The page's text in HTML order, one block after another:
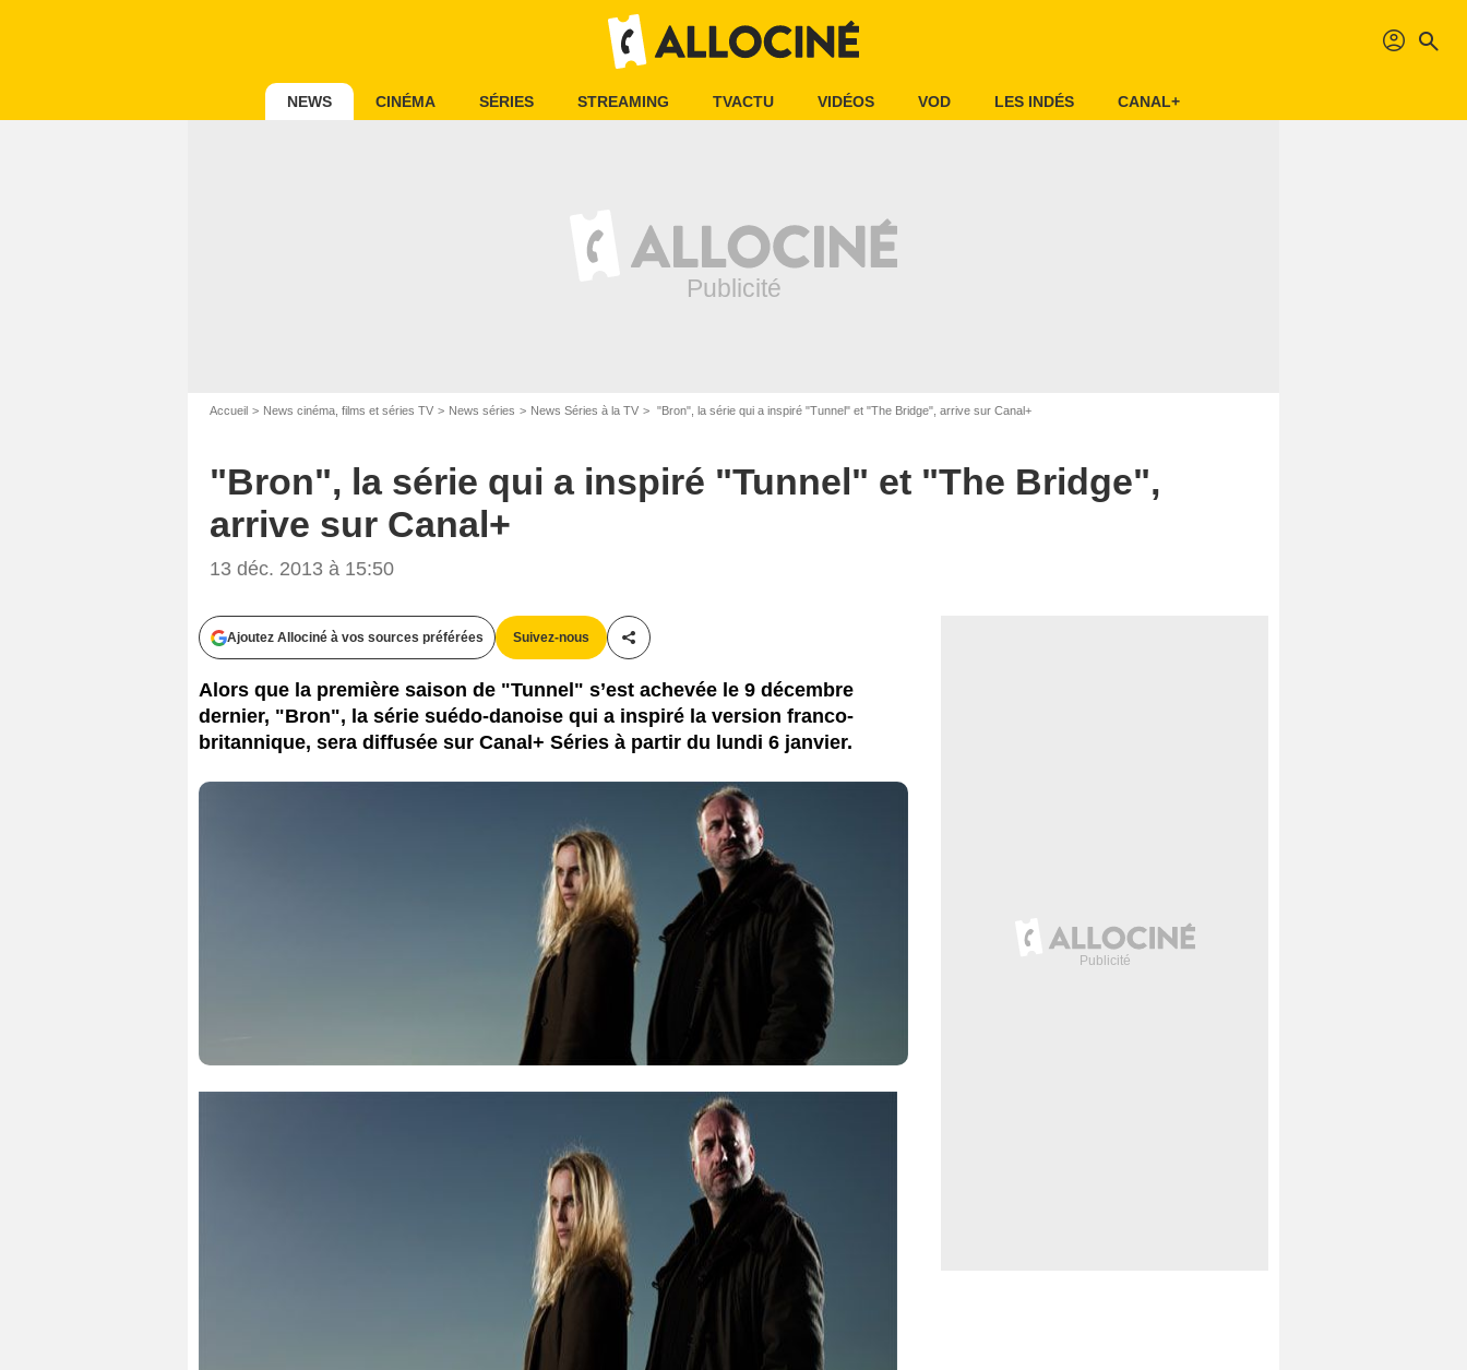
profil search
NEWS CINÉMA SÉRIES STREAMING TVACTU VIDÉOS VOD LES INDÉS CANAL+
Accueil News cinéma, films et séries TV News séries News Séries à la TV "Bron", la série qui a inspiré "Tunnel" et "The Bridge", arrive sur Canal+
"Bron", la série qui a inspiré "Tunnel" et "The Bridge",
arrive sur Canal+
13 déc. 2013 à 15:50
Ajoutez Allociné à vos sources préférées Suivez-nous
Partager cet article
Alors que la première saison de "Tunnel" s’est achevée le 9 décembre
dernier, "Bron", la série suédo-danoise qui a inspiré la version franco-
britannique, sera diffusée sur Canal+ Séries à partir du lundi 6 janvier.